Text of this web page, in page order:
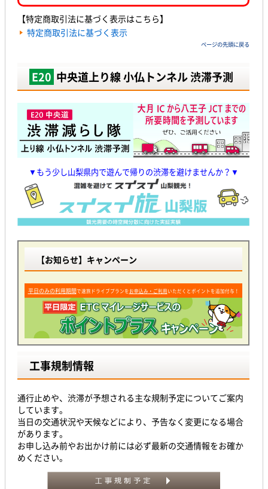
【特定商取引法に基づく表示はこちら】
特定商取引法に基づく表示
ページの先頭に戻る
E20 中央道上り線 小仏トンネル 渋滞予測
▼もう少し山梨県内で遊んで帰りの渋滞を避けませんか？▼
【お知らせ】キャンペーン
平日のみの利用期間で速旅ドライブプランをお申込み・ご利用いただくとポイントを追加付与！
工事規制情報
通行止めや、渋滞が予想される主な規制予定についてご案内
しています。
当日の交通状況や天候などにより、予告なく変更になる場合
があります。
お申し込み前やお出かけ前には必ず最新の交通情報をお確か
めください。